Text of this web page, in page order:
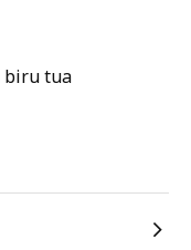
biru tua